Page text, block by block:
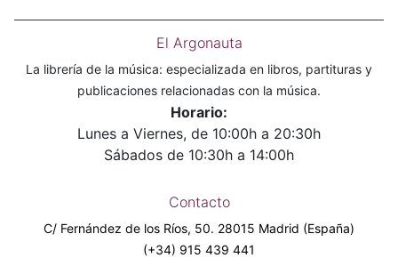
El Argonauta
La librería de la música: especializada en libros, partituras y
publicaciones relacionadas con la música.
Horario:
Lunes a Viernes, de 10:00h a 20:30h
Sábados de 10:30h a 14:00h
Contacto
C/ Fernández de los Ríos, 50. 28015 Madrid (España)
(+34) 915 439 441